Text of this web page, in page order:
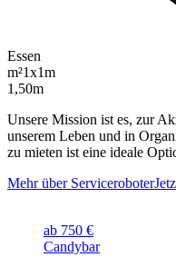
Essen
m²1x1m
1,50m
Unsere Mission ist es, zur
unserem Leben und in
zu mieten ist eine ideale
Mehr über Serviceroboter
ab 750 €
Candybar